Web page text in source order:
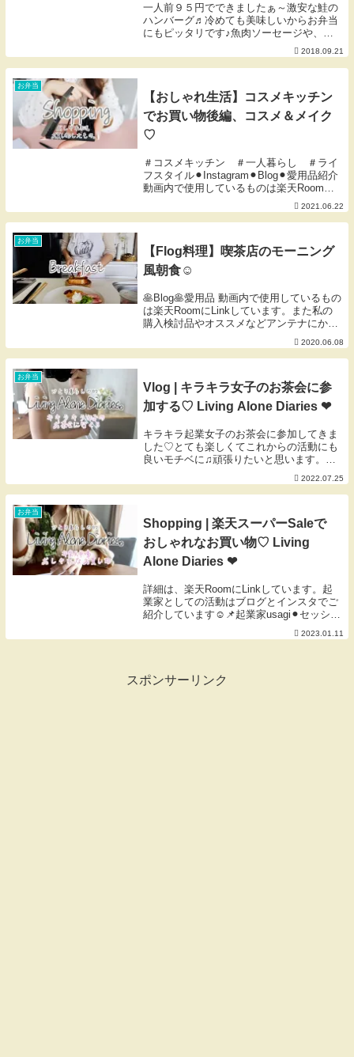
一人前９５円でできましたぁ～激安な鮭の
ハンバーグ♬冷めても美味しいからお弁当
にもピッタリです♪魚肉ソーセージや、え
のきや、お豆腐でかさ増しです♥ボリュー
ムがあって食べごたえありますよ（＾＾）
良かったら作ってね（＾３＾）How to
2018.09.21
お弁当
【おしゃれ生活】コスメキッチン
でお買い物後編、コスメ＆メイク
♡
＃コスメキッチン ＃一人暮らし ＃ライ
フスタイル⚫︎Instagram⚫︎Blog⚫︎愛用品紹介
動画内で使用しているものは楽天Roomに
Linkしています。また私の購入検討品やオ
ススメなどアンテナにかかったものをLink
しているお買い物メモ...
2021.06.22
お弁当
【Flog料理】喫茶店のモーニング
風朝食☺︎
🥞Blog🥞愛用品 動画内で使用しているもの
は楽天RoomにLinkしています。また私の
購入検討品やオススメなどアンテナにかか
ったものをLinkしているお買い物メモでも
あります。ご活用いただけたら幸いです🐰
※掲載のないものは楽天扱い無しor...
2020.06.08
お弁当
Vlog | キラキラ女子のお茶会に参
加する♡ Living Alone Diaries ❤︎
キラキラ起業女子のお茶会に参加してきま
した♡とても楽しくてこれからの活動にも
良いモチベに♫頑張りたいと思います。そ
こで、わたしもオンラインサロンのオフ会
と自立女子のお茶会を開催します♡興味の
ある方はブログで告知しますのでチェック
2022.07.25
お弁当
Shopping | 楽天スーパーSaleで
おしゃれなお買い物♡ Living
Alone Diaries ❤︎
詳細は、楽天RoomにLinkしています。起
業家としての活動はブログとインスタでご
紹介しています☺︎📌起業家usagi⚫︎セッショ
ン、講座⚫︎Instagram📌料理・家事・暮ら
し・プライベートはオンライサロンでご紹
2023.01.11
スポンサーリンク